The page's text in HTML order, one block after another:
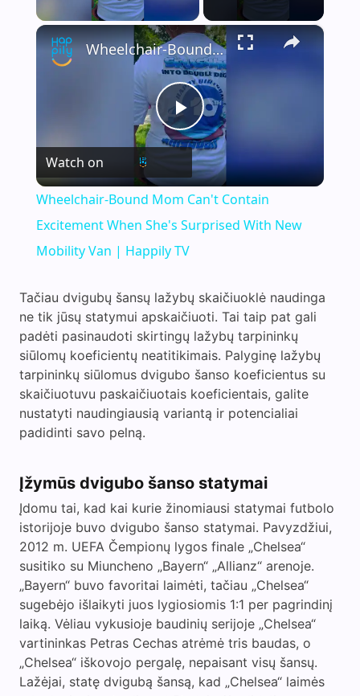
×
P
l
a
V
i
d
o
Wheelchair-Bound Mom Can't Contain Excitement When She's Surprised With New Mobility Van | Happily TV
Watch on
Wheelchair-Bound Mom Can't Contain
Excitement When She's Surprised With New
Mobility Van | Happily TV
Tačiau dvigubų šansų lažybų skaičiuoklė naudinga
ne tik jūsų statymui apskaičiuoti. Tai taip pat gali
padėti pasinaudoti skirtingų lažybų tarpininkų
siūlomų koeficientų neatitikimais. Palyginę lažybų
tarpininkų siūlomus dvigubo šanso koeficientus su
skaičiuotuvu paskaičiuotais koeficientais, galite
nustatyti naudingiausią variantą ir potencialiai
padidinti savo pelną.
Įžymūs dvigubo šanso statymai
Įdomu tai, kad kai kurie žinomiausi statymai futbolo
istorijoje buvo dvigubo šanso statymai. Pavyzdžiui,
2012 m. UEFA Čempionų lygos finale „Chelsea“
susitiko su Miuncheno „Bayern“ „Allianz“ arenoje.
„Bayern“ buvo favoritai laimėti, tačiau „Chelsea“
sugebėjo išlaikyti juos lygiosiomis 1:1 per pagrindinį
laiką. Vėliau vykusioje baudinių serijoje „Chelsea“
vartininkas Petras Cechas atrėmė tris baudas, o
„Chelsea“ iškovojo pergalę, nepaisant visų šansų.
Lažėjai, statę dvigubą šansą, kad „Chelsea“ laimės